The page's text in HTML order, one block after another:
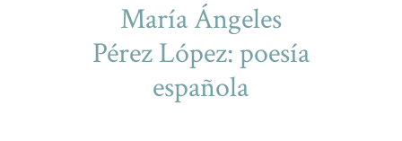
Marí­a Ángeles
Pérez López: poesí­a
española